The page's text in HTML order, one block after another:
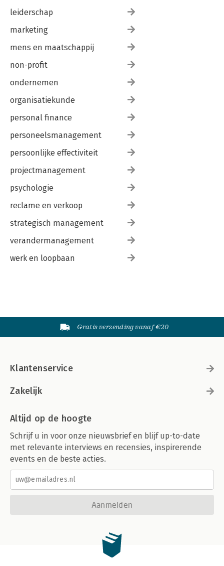
leiderschap
marketing
mens en maatschappij
non-profit
ondernemen
organisatiekunde
personal finance
personeelsmanagement
persoonlijke effectiviteit
projectmanagement
psychologie
reclame en verkoop
strategisch management
verandermanagement
werk en loopbaan
Gratis verzending vanaf €20
Klantenservice
Zakelijk
Altijd op de hoogte
Schrijf u in voor onze nieuwsbrief en blijf up-to-date
met relevante interviews en recensies, inspirerende
events en de beste acties.
Aanmelden